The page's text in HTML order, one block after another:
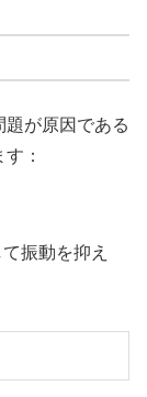
が原因である
：
振動を抑え